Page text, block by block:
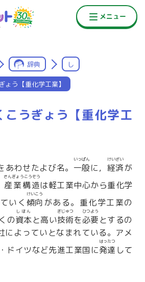
辞典 し
ょう【重化学工業】
こうぎょう【重化学工
わせたよび名。 一般
いっぱん
に， 経済
けいざい
が
産業構造
さんぎょうこうぞう
は軽工業中心から重化学
いく 傾向
けいこう
がある。重化学工業の
の資本
しほん
と高い技術
ぎじゅつ
を必要
ひつよう
とするの
によっていとなまれている。アメ
ドイツなど先進工業国に発達
はったつ
して